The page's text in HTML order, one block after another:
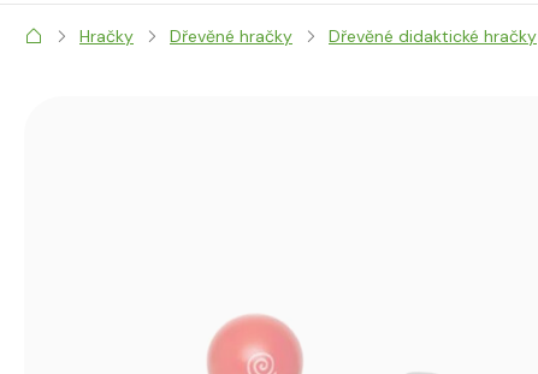
Hračky Dřevěné hračky Dřevěné didaktické hračky